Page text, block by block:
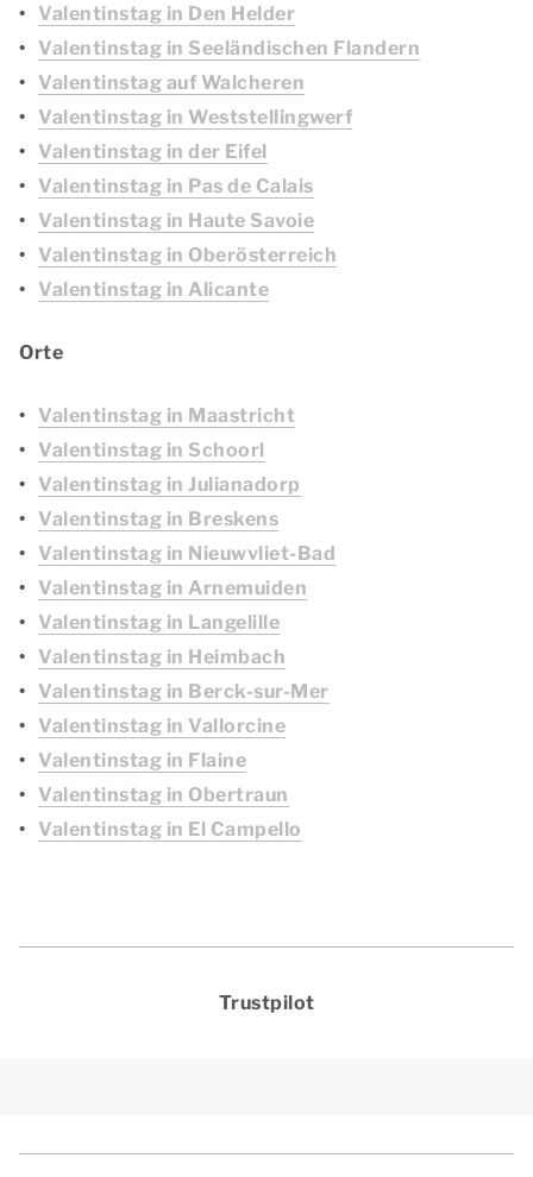
Valentinstag in Den Helder
Valentinstag in Seeländischen Flandern
Valentinstag auf Walcheren
Valentinstag in Weststellingwerf
Valentinstag in der Eifel
Valentinstag in Pas de Calais
Valentinstag in Haute Savoie
Valentinstag in Oberösterreich
Valentinstag in Alicante
Orte
Valentinstag in Maastricht
Valentinstag in Schoorl
Valentinstag in Julianadorp
Valentinstag in Breskens
Valentinstag in Nieuwvliet-Bad
Valentinstag in Arnemuiden
Valentinstag in Langelille
Valentinstag in Heimbach
Valentinstag in Berck-sur-Mer
Valentinstag in Vallorcine
Valentinstag in Flaine
Valentinstag in Obertraun
Valentinstag in El Campello
Trustpilot